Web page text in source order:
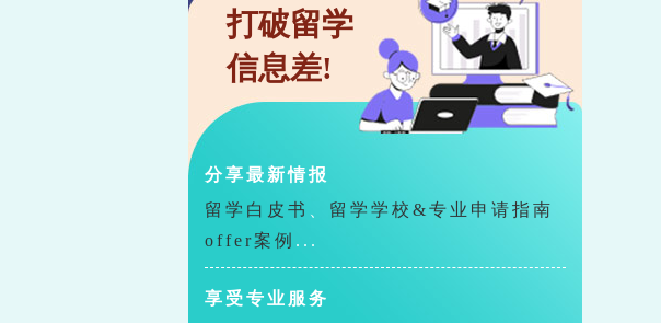
打破留学
信息差!
分享最新情报
留学白皮书
留学学校&专业申请指南
offer案例 ...
享受专业服务